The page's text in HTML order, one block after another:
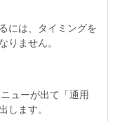
には、タイミングを
りません。
ューが出て「通用
します。